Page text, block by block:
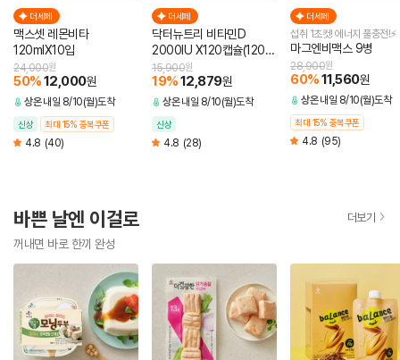
더세페
맥스셋 레몬비타
120mlX10입
50%12,000원
24,000원
상온 내일 8/10(월)도착
신상 최대 15% 중복쿠폰
4.8 (40)
더세페
닥터뉴트리 비타민D
2000IU X120캡슐(120일
분)
19%12,879원
15,900원
상온 내일 8/10(월)도착
신상
4.8 (28)
더세페
섭취 1초컷! 에너지 풀충전!⚡
마그엔비맥스 9병
60%11,560원
28,900원
상온 내일 8/10(월)도착
최대 15% 중복쿠폰
4.8 (95)
바쁜 날엔 이걸로
꺼내면 바로 한끼 완성
더보기